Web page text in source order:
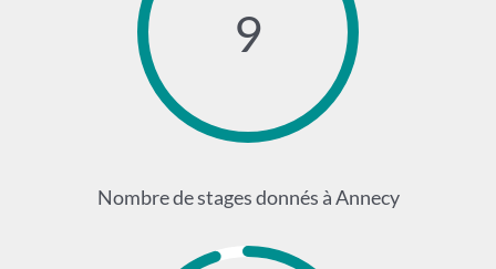
9
Nombre de stages donnés à Annecy